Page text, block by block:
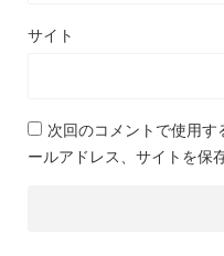
サイト
次回のコメントで使用
ールアドレス、サイトを保